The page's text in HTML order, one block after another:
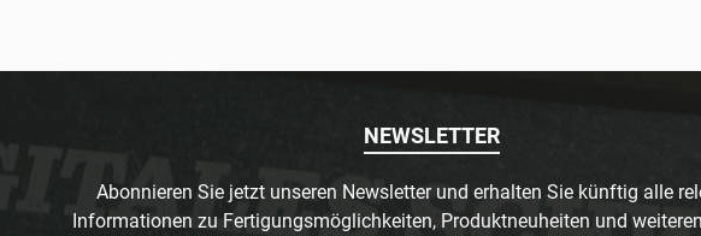
NEWSLETTER
Abonnieren Sie jetzt unseren Newsletter und erhalten Sie künftig alle
Informationen zu Fertigungsmöglichkeiten, Produktneuheiten und